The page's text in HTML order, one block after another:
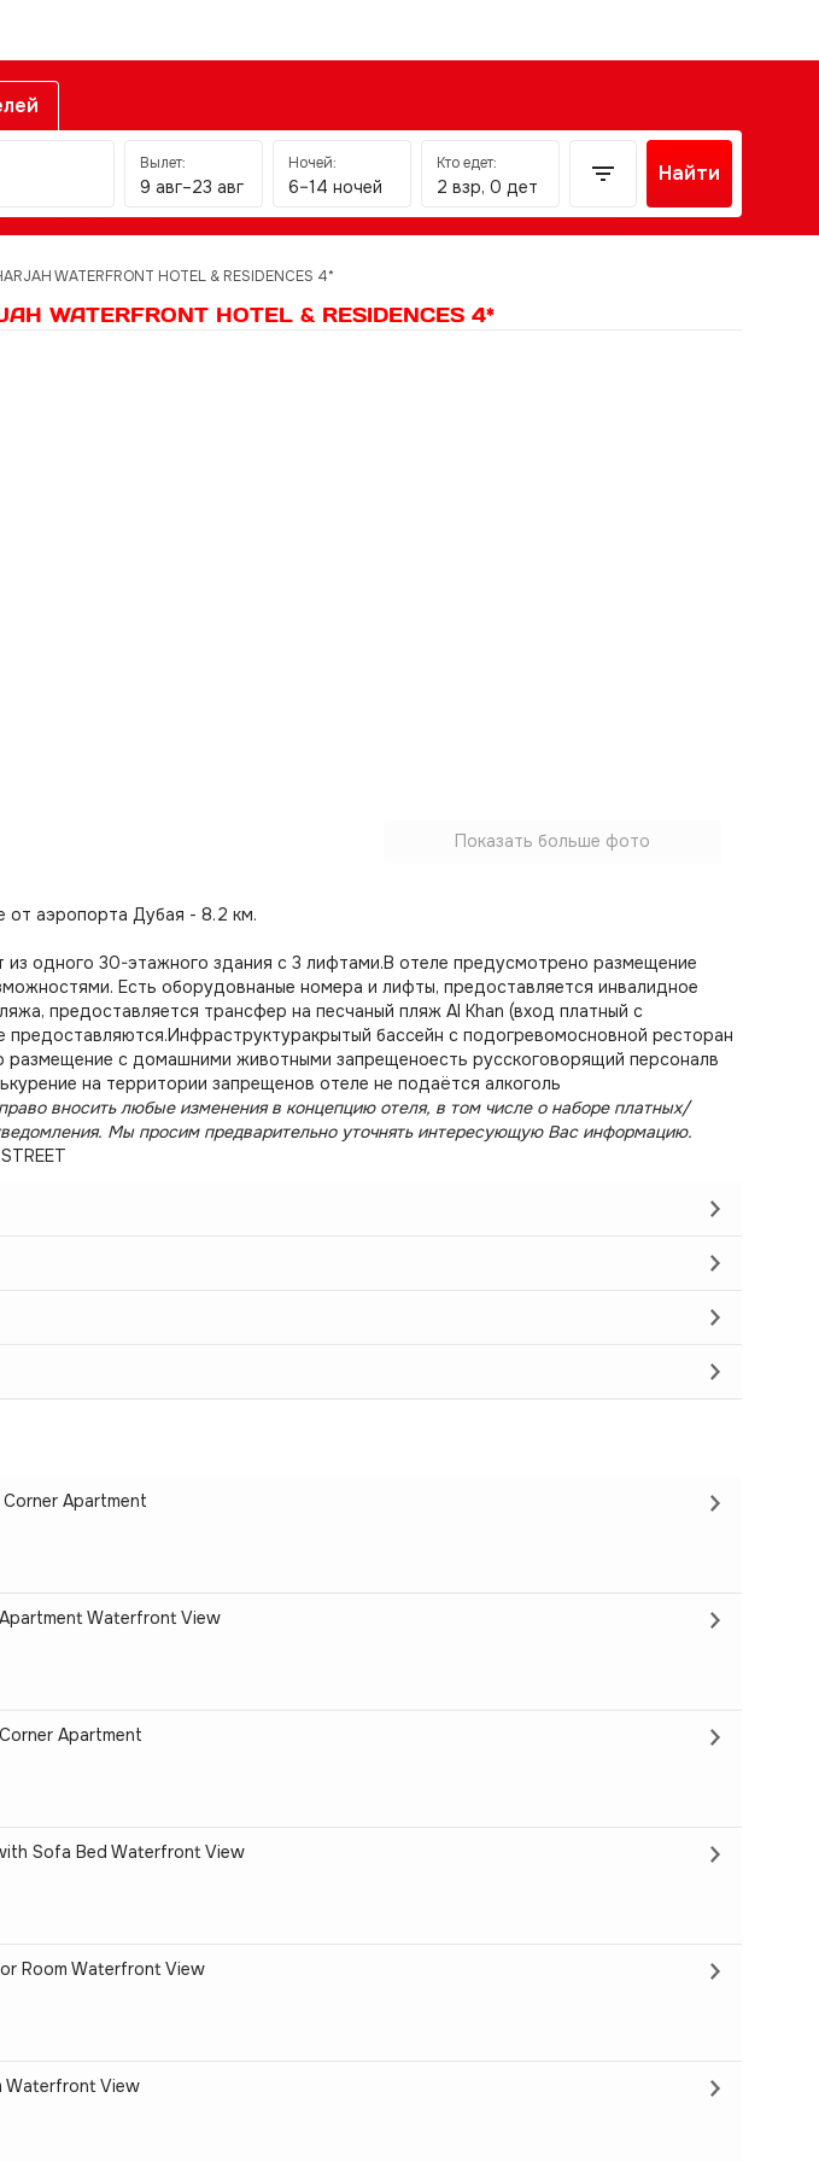
Вылет:
9 авг–23 авг
Ночей:
6–14 ночей
Кто едет:
2 взр, 0 дет
Найти
WATERFRONT HOTEL & RESIDENCES 4*
WATERFRONT HOTEL & RESIDENCES 4*
Показать больше фото
от аэропорта Дубая - 8.2 км.
одного 30-этажного здания с 3 лифтами.В отеле предусмотрено размещение
Есть оборудовнаные номера и лифты, предоставляется инвалидное
предоставляется трансфер на песчаный пляж Al Khan (вход платный с
бассейн с подогревомосновной ресторан
с домашними животными запрещеноесть русскоговорящий персоналв
на территории запрещенов отеле не подаётся алкоголь
вносить любые изменения в концепцию отеля, в том числе о наборе платных/
Мы просим предварительно уточнять интересующую Вас информацию.
Apartment
Waterfront View
Apartment
Sofa Bed Waterfront View
Room Waterfront View
Waterfront View